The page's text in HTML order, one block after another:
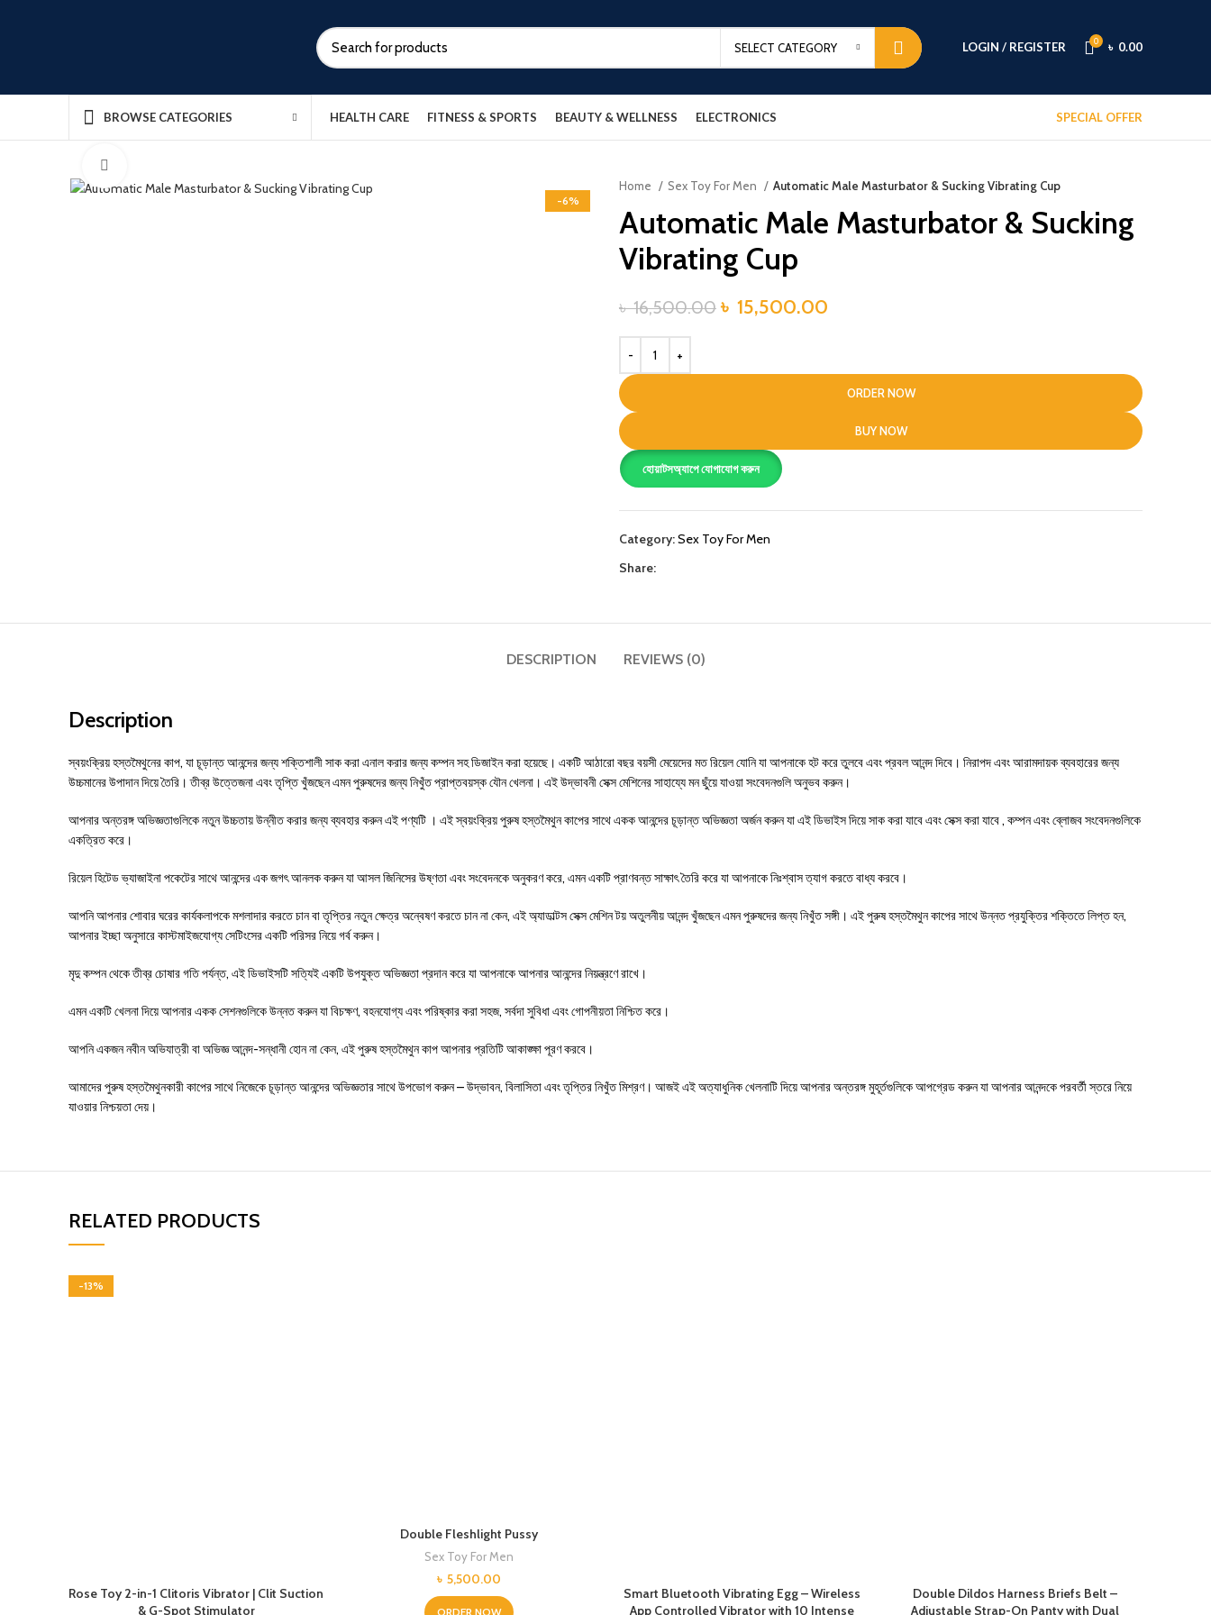
SELECT CATEGORY LOGIN / REGISTER 0 ৳ 0.00
BROWSE CATEGORIES HEALTH CARE FITNESS & SPORTS BEAUTY & WELLNESS ELECTRONICS SPECIAL OFFER
-6%
Home
Sex Toy For Men Automatic Male Masturbator & Sucking Vibrating Cup
Automatic Male Masturbator & Sucking
Vibrating Cup
৳16,500.00Original
৳ 16,500.00.
৳ 15,500.00
৳ 15,500.00.
ORDER NOW
BUY NOW
হোয়াটসঅ্যাপে যোগাযোগ করুন
Category:Sex Toy For Men
Share:
DESCRIPTION REVIEWS (0)
Description
স্বয়ংক্রিয় হস্তমৈথুনের কাপ, যা চূড়ান্ত আনন্দের জন্য শক্তিশালী সাক করা এনাল করার জন্য কম্পন সহ ডিজাইন করা হয়েছে। একটি আঠারো বছর বয়সী মেয়েদের মত রিয়েল যোনি যা আপনাকে হট করে তুলবে এবং প্রবল আনন্দ দিবে। নিরাপদ এবং আরামদায়ক ব্যবহারের জন্য
উচ্চমানের উপাদান দিয়ে তৈরি। তীব্র উত্তেজনা এবং তৃপ্তি খুঁজছেন এমন পুরুষদের জন্য নিখুঁত প্রাপ্তবয়স্ক যৌন খেলনা। এই উদ্ভাবনী সেক্স মেশিনের সাহায্যে মন ছুঁয়ে যাওয়া সংবেদনগুলি অনুভব করুন।
আপনার অন্তরঙ্গ অভিজ্ঞতাগুলিকে নতুন উচ্চতায় উন্নীত করার জন্য ব্যবহার করুন এই পণ্যটি । এই স্বয়ংক্রিয় পুরুষ হস্তমৈথুন কাপের সাথে একক আনন্দের চূড়ান্ত অভিজ্ঞতা অর্জন করুন যা এই ডিভাইস দিয়ে সাক করা যাবে এবং সেক্স করা যাবে , কম্পন এবং ব্লোজব সংবেদনগুলিকে
একত্রিত করে।
রিয়েল হিটেড ভ্যাজাইনা পকেটের সাথে আনন্দের এক জগৎ আনলক করুন যা আসল জিনিসের উষ্ণতা এবং সংবেদনকে অনুকরণ করে, এমন একটি প্রাণবন্ত সাক্ষাৎ তৈরি করে যা আপনাকে নিঃশ্বাস ত্যাগ করতে বাধ্য করবে।
আপনি আপনার শোবার ঘরের কার্যকলাপকে মশলাদার করতে চান বা তৃপ্তির নতুন ক্ষেত্র অন্বেষণ করতে চান না কেন, এই অ্যাডাল্টস সেক্স মেশিন টয় অতুলনীয় আনন্দ খুঁজছেন এমন পুরুষদের জন্য নিখুঁত সঙ্গী। এই পুরুষ হস্তমৈথুন কাপের সাথে উন্নত প্রযুক্তির শক্তিতে লিপ্ত হন,
আপনার ইচ্ছা অনুসারে কাস্টমাইজযোগ্য সেটিংসের একটি পরিসর নিয়ে গর্ব করুন।
মৃদু কম্পন থেকে তীব্র চোষার গতি পর্যন্ত, এই ডিভাইসটি সত্যিই একটি উপযুক্ত অভিজ্ঞতা প্রদান করে যা আপনাকে আপনার আনন্দের নিয়ন্ত্রণে রাখে।
এমন একটি খেলনা দিয়ে আপনার একক সেশনগুলিকে উন্নত করুন যা বিচক্ষণ, বহনযোগ্য এবং পরিষ্কার করা সহজ, সর্বদা সুবিধা এবং গোপনীয়তা নিশ্চিত করে।
আপনি একজন নবীন অভিযাত্রী বা অভিজ্ঞ আনন্দ-সন্ধানী হোন না কেন, এই পুরুষ হস্তমৈথুন কাপ আপনার প্রতিটি আকাঙ্ক্ষা পূরণ করবে।
আমাদের পুরুষ হস্তমৈথুনকারী কাপের সাথে নিজেকে চূড়ান্ত আনন্দের অভিজ্ঞতার সাথে উপভোগ করুন – উদ্ভাবন, বিলাসিতা এবং তৃপ্তির নিখুঁত মিশ্রণ। আজই এই অত্যাধুনিক খেলনাটি দিয়ে আপনার অন্তরঙ্গ মুহূর্তগুলিকে আপগ্রেড করুন যা আপনার আনন্দকে পরবর্তী স্তরে নিয়ে
যাওয়ার নিশ্চয়তা দেয়।
RELATED PRODUCTS
-13%
Rose Toy 2-in-1 Clitoris Vibrator | Clit Suction
& G-Spot Stimulator
Double Fleshlight Pussy
Sex Toy For Men
৳ 5,500.00
ORDER NOW
Smart Bluetooth Vibrating Egg – Wireless
App Controlled Vibrator with 10 Intense
Double Dildos Harness Briefs Belt –
Adjustable Strap-On Panty with Dual